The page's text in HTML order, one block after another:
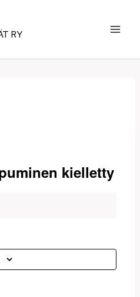
RY
kielletty